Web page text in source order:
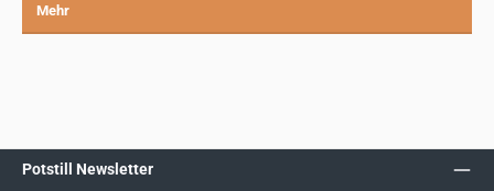
Mehr
Potstill Newsletter